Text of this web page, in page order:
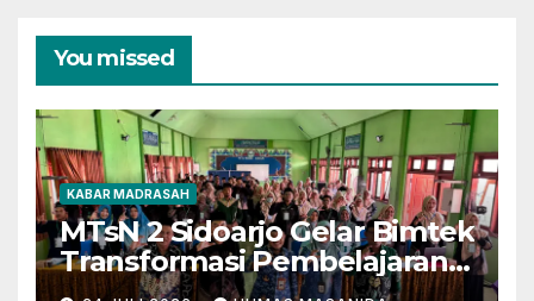
You missed
KABAR MADRASAH
MTsN 2 Sidoarjo Gelar Bimtek
Transformasi Pembelajaran
Berbasis AI dan Deep